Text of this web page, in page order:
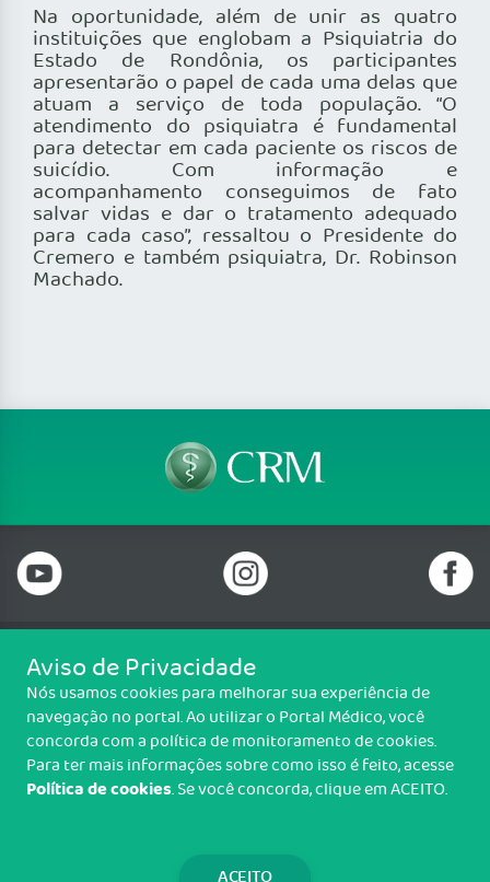
Na oportunidade, além de unir as quatro
instituições que englobam a Psiquiatria do
Estado de Rondônia, os participantes
apresentarão o papel de cada uma delas que
atuam a serviço de toda população. “O
atendimento do psiquiatra é fundamental
para detectar em cada paciente os riscos de
suicídio. Com informação e
acompanhamento conseguimos de fato
salvar vidas e dar o tratamento adequado
para cada caso”, ressaltou o Presidente do
Cremero e também psiquiatra, Dr. Robinson
Machado.
Telefone: 69 99912-5448
Email: protocolo@cremero.org.br
Avenida dos Imigrantes, 3414, Liberdade, Porto Velho/RO - CEP: 76803-
850
Copyright CREMERO. Todos os direitos reservados.
Aviso de Privacidade
Nós usamos cookies para melhorar sua experiência de
navegação no portal. Ao utilizar o Portal Médico, você
concorda com a política de monitoramento de cookies.
Para ter mais informações sobre como isso é feito, acesse
Política de cookies. Se você concorda, clique em ACEITO.